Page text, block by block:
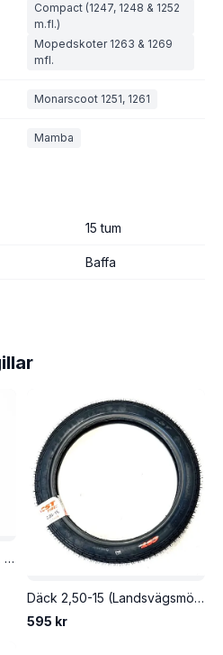
Compact (1247, 1248 & 1252
m.fl.)
Mopedskoter 1263 & 1269
mfl.
Monarscoot 1251, 1261
Mamba
15 tum
Baffa
Innerlang 2,25-15 & 2,50-15, rak ventil. Tillverkare NTS.
Däck 2,50-15 (Landsvägsmönster) 4-lagers. CST.
595 kr